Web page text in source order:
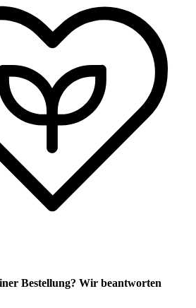
Bestellung? Wir beantworten